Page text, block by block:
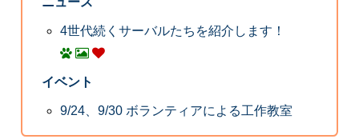
4世代続くサーバルたちを紹介します！
イベント
9/24、9/30 ボランティアによる工作教室